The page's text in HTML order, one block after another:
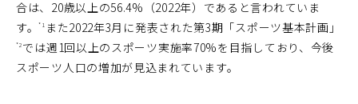
合は、20歳以上の56.4%（2022年）であると言われていま
す。*1 また2022年3月に発表された第3期「スポーツ基本計画」
*2 では週1回以上のスポーツ実施率70%を目指しており、今後
スポーツ人口の増加が見込まれています。